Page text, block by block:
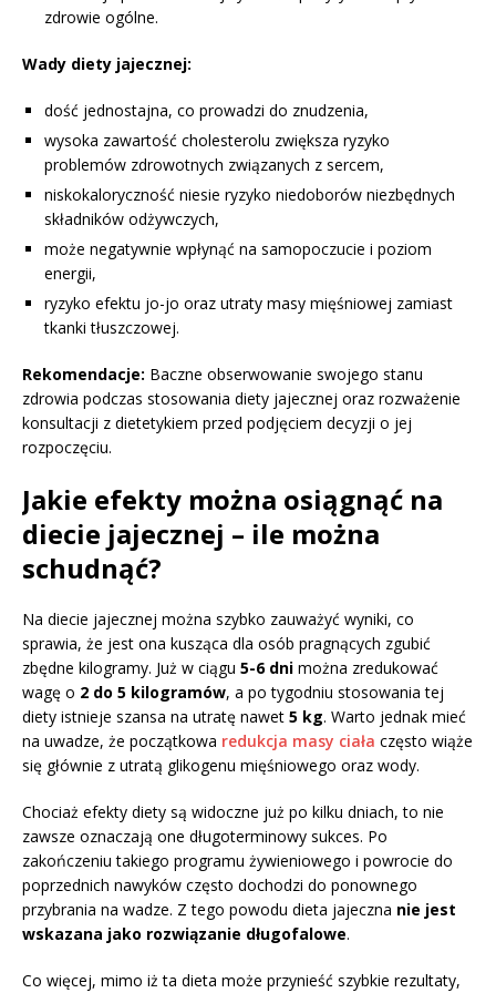
zdrowie ogólne.
Wady diety jajecznej:
dość jednostajna, co prowadzi do znudzenia,
wysoka zawartość cholesterolu zwiększa ryzyko
problemów zdrowotnych związanych z sercem,
niskokaloryczność niesie ryzyko niedoborów niezbędnych
składników odżywczych,
może negatywnie wpłynąć na samopoczucie i poziom
energii,
ryzyko efektu jo-jo oraz utraty masy mięśniowej zamiast
tkanki tłuszczowej.
Rekomendacje: Baczne obserwowanie swojego stanu
zdrowia podczas stosowania diety jajecznej oraz rozważenie
konsultacji z dietetykiem przed podjęciem decyzji o jej
rozpoczęciu.
Jakie efekty można osiągnąć na
diecie jajecznej – ile można
schudnąć?
Na diecie jajecznej można szybko zauważyć wyniki, co
sprawia, że jest ona kusząca dla osób pragnących zgubić
zbędne kilogramy. Już w ciągu 5-6 dni można zredukować
wagę o 2 do 5 kilogramów, a po tygodniu stosowania tej
diety istnieje szansa na utratę nawet 5 kg. Warto jednak mieć
na uwadze, że początkowa redukcja masy ciała często wiąże
się głównie z utratą glikogenu mięśniowego oraz wody.
Chociaż efekty diety są widoczne już po kilku dniach, to nie
zawsze oznaczają one długoterminowy sukces. Po
zakończeniu takiego programu żywieniowego i powrocie do
poprzednich nawyków często dochodzi do ponownego
przybrania na wadze. Z tego powodu dieta jajeczna nie jest
wskazana jako rozwiązanie długofalowe.
Co więcej, mimo iż ta dieta może przynieść szybkie rezultaty,